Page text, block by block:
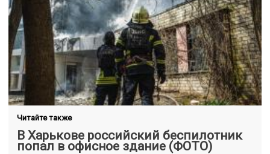
Читайте также
В Харькове российский беспилотник
попал в офисное здание (ФОТО)